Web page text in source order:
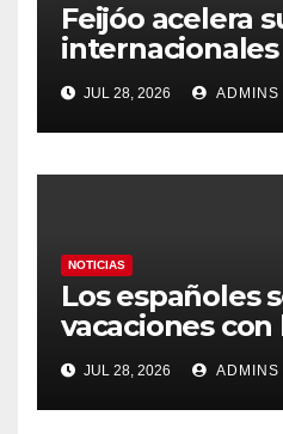
Feijóo acelera
internacionales
Latinoamérica
prioritario en su
gobierno
JUL 28, 2026 ADMINS
NOTICIAS
Los españoles
vacaciones con
carburantes
más caros que
y los hoteles
JUL 28, 2026 ADMINS